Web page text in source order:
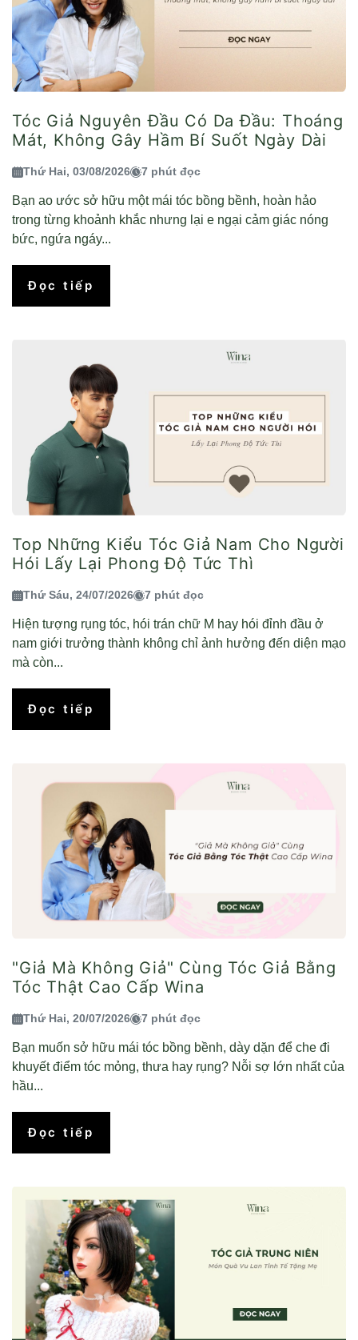
Tóc Giả Nguyên Đầu Có Da Đầu: Thoáng
Mát, Không Gây Hầm Bí Suốt Ngày Dài
Thứ Hai, 03/08/2026 7 phút đọc
Bạn ao ước sở hữu một mái tóc bồng bềnh, hoàn hảo
trong từng khoảnh khắc nhưng lại e ngại cảm giác nóng
bức, ngứa ngáy...
Đọc tiếp
Top Những Kiểu Tóc Giả Nam Cho Người
Hói Lấy Lại Phong Độ Tức Thì
Thứ Sáu, 24/07/2026 7 phút đọc
Hiện tượng rụng tóc, hói trán chữ M hay hói đỉnh đầu ở
nam giới trưởng thành không chỉ ảnh hưởng đến diện mạo
mà còn...
Đọc tiếp
"Giả Mà Không Giả" Cùng Tóc Giả Bằng
Tóc Thật Cao Cấp Wina
Thứ Hai, 20/07/2026 7 phút đọc
Bạn muốn sở hữu mái tóc bồng bềnh, dày dặn để che đi
khuyết điểm tóc mỏng, thưa hay rụng? Nỗi sợ lớn nhất của
hầu...
Đọc tiếp